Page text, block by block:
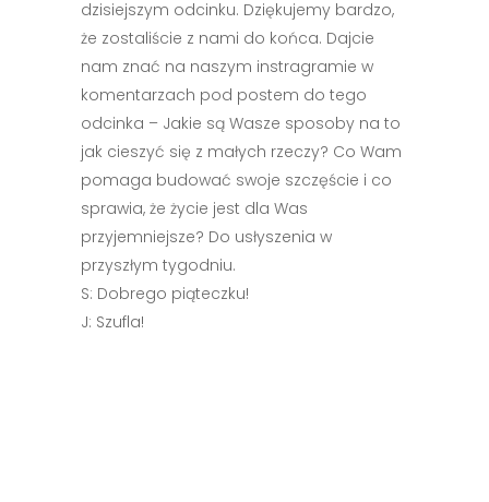
dzisiejszym odcinku. Dziękujemy bardzo,
że zostaliście z nami do końca. Dajcie
nam znać na naszym instragramie w
komentarzach pod postem do tego
odcinka – Jakie są Wasze sposoby na to
jak cieszyć się z małych rzeczy? Co Wam
pomaga budować swoje szczęście i co
sprawia, że życie jest dla Was
przyjemniejsze? Do usłyszenia w
przyszłym tygodniu.
S: Dobrego piąteczku!
J: Szufla!